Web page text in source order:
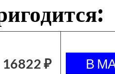
16822 ₽